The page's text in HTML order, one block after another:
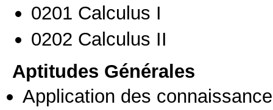
0201 Calculus I
0202 Calculus II
Aptitudes Générales
Application des